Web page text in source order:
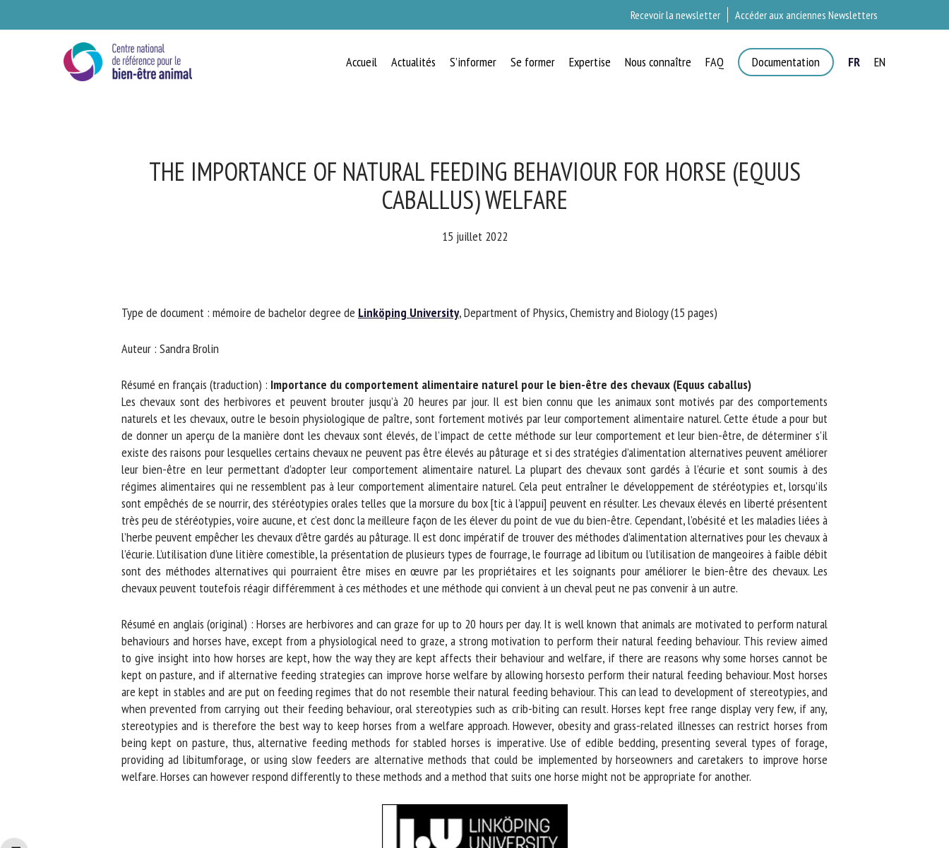
Recevoir la newsletter Accéder aux anciennes Newsletters
Accueil Actualités S’informer Se former Expertise Nous connaître FAQ Documentation FR EN
THE IMPORTANCE OF NATURAL FEEDING BEHAVIOUR FOR HORSE (EQUUS
CABALLUS) WELFARE
15 juillet 2022
Type de document : mémoire de bachelor degree deLinköping University, Department of Physics, Chemistry and Biology (15 pages)
Auteur : Sandra Brolin
Résumé en français (traduction) : Importance du comportement alimentaire naturel pour le bien-être des chevaux (Equus caballus)
Les chevaux sont des herbivores et peuvent brouter jusqu’à 20 heures par jour. Il est bien connu que les animaux sont motivés par des comportements
naturels et les chevaux, outre le besoin physiologique de paître, sont fortement motivés par leur comportement alimentaire naturel. Cette étude a pour but
de donner un aperçu de la manière dont les chevaux sont élevés, de l’impact de cette méthode sur leur comportement et leur bien-être, de déterminer s’il
existe des raisons pour lesquelles certains chevaux ne peuvent pas être élevés au pâturage et si des stratégies d’alimentation alternatives peuvent améliorer
leur bien-être en leur permettant d’adopter leur comportement alimentaire naturel. La plupart des chevaux sont gardés à l’écurie et sont soumis à des
régimes alimentaires qui ne ressemblent pas à leur comportement alimentaire naturel. Cela peut entraîner le développement de stéréotypies et, lorsqu’ils
sont empêchés de se nourrir, des stéréotypies orales telles que la morsure du box [tic à l’appui] peuvent en résulter. Les chevaux élevés en liberté présentent
très peu de stéréotypies, voire aucune, et c’est donc la meilleure façon de les élever du point de vue du bien-être. Cependant, l’obésité et les maladies liées à
l’herbe peuvent empêcher les chevaux d’être gardés au pâturage. Il est donc impératif de trouver des méthodes d’alimentation alternatives pour les chevaux à
l’écurie. L’utilisation d’une litière comestible, la présentation de plusieurs types de fourrage, le fourrage ad libitum ou l’utilisation de mangeoires à faible débit
sont des méthodes alternatives qui pourraient être mises en œuvre par les propriétaires et les soignants pour améliorer le bien-être des chevaux. Les
chevaux peuvent toutefois réagir différemment à ces méthodes et une méthode qui convient à un cheval peut ne pas convenir à un autre.
Résumé en anglais (original) : Horses are herbivores and can graze for up to 20 hours per day. It is well known that animals are motivated to perform natural
behaviours and horses have, except from a physiological need to graze, a strong motivation to perform their natural feeding behaviour. This review aimed
to give insight into how horses are kept, how the way they are kept affects their behaviour and welfare, if there are reasons why some horses cannot be
kept on pasture, and if alternative feeding strategies can improve horse welfare by allowing horsesto perform their natural feeding behaviour. Most horses
are kept in stables and are put on feeding regimes that do not resemble their natural feeding behaviour. This can lead to development of stereotypies, and
when prevented from carrying out their feeding behaviour, oral stereotypies such as crib-biting can result. Horses kept free range display very few, if any,
stereotypies and is therefore the best way to keep horses from a welfare approach. However, obesity and grass-related illnesses can restrict horses from
being kept on pasture, thus, alternative feeding methods for stabled horses is imperative. Use of edible bedding, presenting several types of forage,
providing ad libitumforage, or using slow feeders are alternative methods that could be implemented by horseowners and caretakers to improve horse
welfare. Horses can however respond differently to these methods and a method that suits one horse might not be appropriate for another.
BIEN-ÊTRE ANIMAL
Organisme
*
E-mail *
En soumettant ce formulaire, j'accepte que les informations saisies soient
utilisées dans le cadre de la relation avec le CNR BEA. *
Les champs suivis de * sont obligatoires